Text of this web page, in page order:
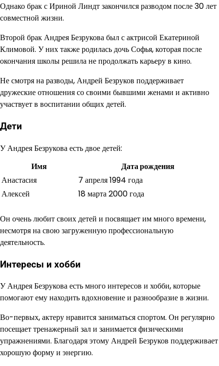
Однако брак с Ириной Линдт закончился разводом после 30 лет
совместной жизни.
Второй брак Андрея Безрукова был с актрисой Екатериной
Климовой. У них также родилась дочь Софья, которая после
окончания школы решила не продолжать карьеру в кино.
Не смотря на разводы, Андрей Безруков поддерживает
дружеские отношения со своими бывшими женами и активно
участвует в воспитании общих детей.
Дети
У Андрея Безрукова есть двое детей:
Имя
Дата рождения
Анастасия
7 апреля 1994 года
Алексей
18 марта 2000 года
Он очень любит своих детей и посвящает им много времени,
несмотря на свою загруженную профессиональную
деятельность.
Интересы и хобби
У Андрея Безрукова есть много интересов и хобби, которые
помогают ему находить вдохновение и разнообразие в жизни.
Во-первых, актеру нравится заниматься спортом. Он регулярно
посещает тренажерный зал и занимается физическими
упражнениями. Благодаря этому Андрей Безруков поддерживает
хорошую форму и энергию.